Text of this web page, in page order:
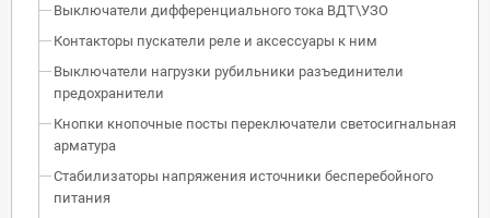
Выключатели дифференциального тока ВДТ\УЗО
Контакторы пускатели реле и аксессуары к ним
Выключатели нагрузки рубильники разъединители
предохранители
Кнопки кнопочные посты переключатели светосигнальная
арматура
Стабилизаторы напряжения источники бесперебойного
питания